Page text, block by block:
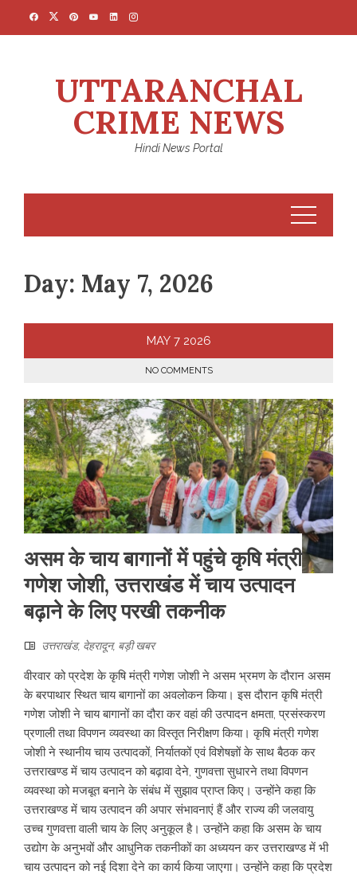
UTTARANCHAL
CRIME NEWS
Hindi News Portal
Day: May 7, 2026
MAY 7 2026
NO COMMENTS
असम के चाय बागानों में पहुंचे कृषि मंत्री
गणेश जोशी, उत्तराखंड में चाय उत्पादन
बढ़ाने के लिए परखी तकनीक
उत्तराखंड, देहरादून, बड़ी खबर
वीरवार को प्रदेश के कृषि मंत्री गणेश जोशी ने असम भ्रमण के दौरान असम
के बरपाथार स्थित चाय बागानों का अवलोकन किया। इस दौरान कृषि मंत्री
गणेश जोशी ने चाय बागानों का दौरा कर वहां की उत्पादन क्षमता, प्रसंस्करण
प्रणाली तथा विपणन व्यवस्था का विस्तृत निरीक्षण किया। कृषि मंत्री गणेश
जोशी ने स्थानीय चाय उत्पादकों, निर्यातकों एवं विशेषज्ञों के साथ बैठक कर
उत्तराखण्ड में चाय उत्पादन को बढ़ावा देने, गुणवत्ता सुधारने तथा विपणन
व्यवस्था को मजबूत बनाने के संबंध में सुझाव प्राप्त किए। उन्होंने कहा कि
उत्तराखण्ड में चाय उत्पादन की अपार संभावनाएं हैं और राज्य की जलवायु
उच्च गुणवत्ता वाली चाय के लिए अनुकूल है। उन्होंने कहा कि असम के चाय
उद्योग के अनुभवों और आधुनिक तकनीकों का अध्ययन कर उत्तराखण्ड में भी
चाय उत्पादन को नई दिशा देने का कार्य किया जाएगा। उन्होंने कहा कि प्रदेश